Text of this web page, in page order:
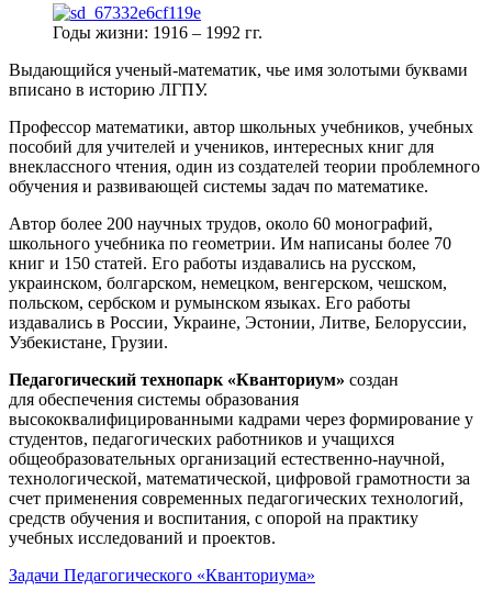
Годы жизни: 1916 – 1992 гг.
Выдающийся ученый-математик, чье имя золотыми буквами
вписано в историю ЛГПУ.
Профессор математики, автор школьных учебников, учебных
пособий для учителей и учеников, интересных книг для
внеклассного чтения, один из создателей теории проблемного
обучения и развивающей системы задач по математике.
Автор более 200 научных трудов, около 60 монографий,
школьного учебника по геометрии. Им написаны более 70
книг и 150 статей. Его работы издавались на русском,
украинском, болгарском, немецком, венгерском, чешском,
польском, сербском и румынском языках. Его работы
издавались в России, Украине, Эстонии, Литве, Белоруссии,
Узбекистане, Грузии.
Педагогический технопарк «Кванториум» создан
для обеспечения системы образования
высококвалифицированными кадрами через формирование у
студентов, педагогических работников и учащихся
общеобразовательных организаций естественно-научной,
технологической, математической, цифровой грамотности за
счет применения современных педагогических технологий,
средств обучения и воспитания, с опорой на практику
учебных исследований и проектов.
Задачи Педагогического «Кванториума»